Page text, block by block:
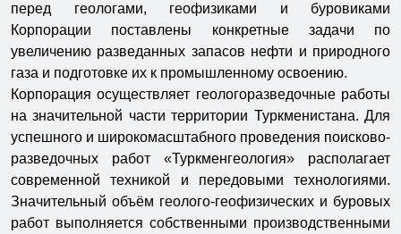
перед геологами, геофизиками и буровиками
Корпорации поставлены конкретные задачи по
увеличению разведанных запасов нефти и природного
газа и подготовке их к промышленному освоению.
Корпорация осуществляет геологоразведочные работы
на значительной части территории Туркменистана. Для
успешного и широкомасштабного проведения поисково-
разведочных работ «Туркменгеология» располагает
современной техникой и передовыми технологиями.
Значительный объём геолого-геофизических и буровых
работ выполняется собственными производственными